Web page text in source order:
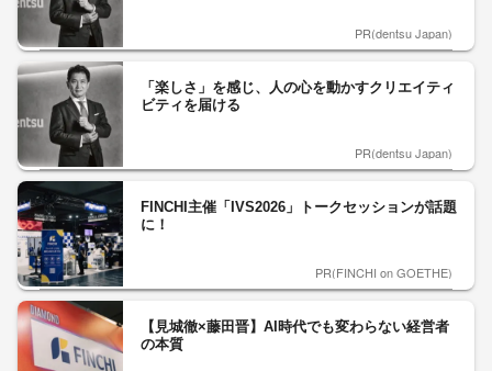
PR(dentsu Japan)
「楽しさ」を感じ、人の心を動かすクリエイティ
ビティを届ける
PR(dentsu Japan)
FINCHI主催「IVS2026」トークセッションが話題
に！
PR(FINCHI on GOETHE)
【見城徹×藤田晋】AI時代でも変わらない経営者
の本質